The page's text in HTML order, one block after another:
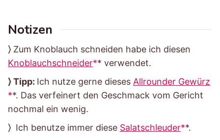
Notizen
⟩ Zum Knoblauch schneiden habe ich diesen
Knoblauchschneider * verwendet.
⟩ Tipp: Ich nutze gerne dieses Allrounder Gewürz
*. Das verfeinert den Geschmack vom Gericht
nochmal ein wenig.
⟩ Ich benutze immer diese Salatschleuder *.